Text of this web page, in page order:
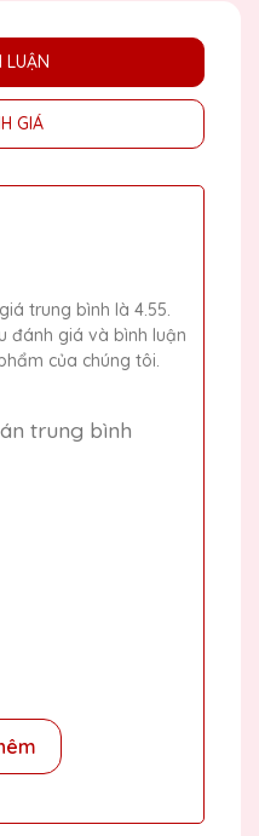
LUẬN
GIÁ
trung bình là 4.55.
đánh giá và bình luận
của chúng tôi.
trung bình